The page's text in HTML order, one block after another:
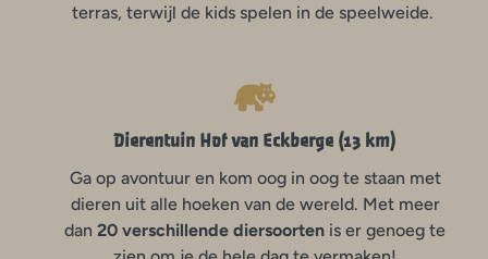
terras, terwijl de kids spelen in de speelweide.
Dierentuin Hof van Eckberge (13 km)
Ga op avontuur en kom oog in oog te staan met
dieren uit alle hoeken van de wereld. Met meer
dan 20 verschillende diersoorten is er genoeg te